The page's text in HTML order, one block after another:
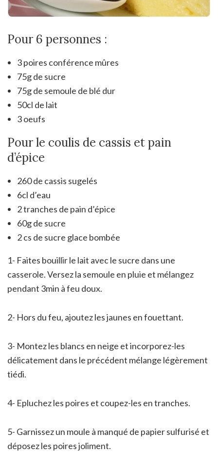
Pour 6 personnes :
3 poires conférence mûres
75g de sucre
75g de semoule de blé dur
50cl de lait
3 oeufs
Pour le coulis de cassis et pain
d’épice
260 de cassis sugelés
6cl d’eau
2 tranches de pain d’épice
60g de sucre
2 cs de sucre glace bombée
1- Faites bouillir le lait avec le sucre dans une
casserole. Versez la semoule en pluie et mélangez
pendant 3min à feu doux.
2- Hors du feu, ajoutez les jaunes en fouettant.
3- Montez les blancs en neige et incorporez-les
délicatement dans le précédent mélange légèrement
tiédi.
4- Epluchez les poires et coupez-les en tranches.
5- Garnissez un moule à manqué de papier sulfurisé et
déposez les poires joliment.